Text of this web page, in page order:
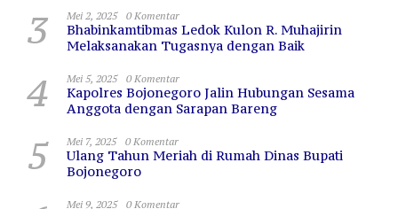
3 Mei 2, 2025 0 Komentar
Bhabinkamtibmas Ledok Kulon R. Muhajirin
Melaksanakan Tugasnya dengan Baik
4 Mei 5, 2025 0 Komentar
Kapolres Bojonegoro Jalin Hubungan Sesama
Anggota dengan Sarapan Bareng
5 Mei 7, 2025 0 Komentar
Ulang Tahun Meriah di Rumah Dinas Bupati
Bojonegoro
Mei 9, 2025 0 Komentar